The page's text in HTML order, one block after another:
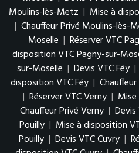
Moulins-lès-Metz | Mise à
| Chauffeur Privé Moulins-lès-
Moselle | Réserver VTC
disposition VTC Pagny-sur-
sur-Moselle | Devis VTC Féy |
disposition VTC Féy |
| Réserver VTC Verny |
Chauffeur Privé Verny | Devis
Pouilly | Mise à disposition
Pouilly | Devis VTC Cuvry |